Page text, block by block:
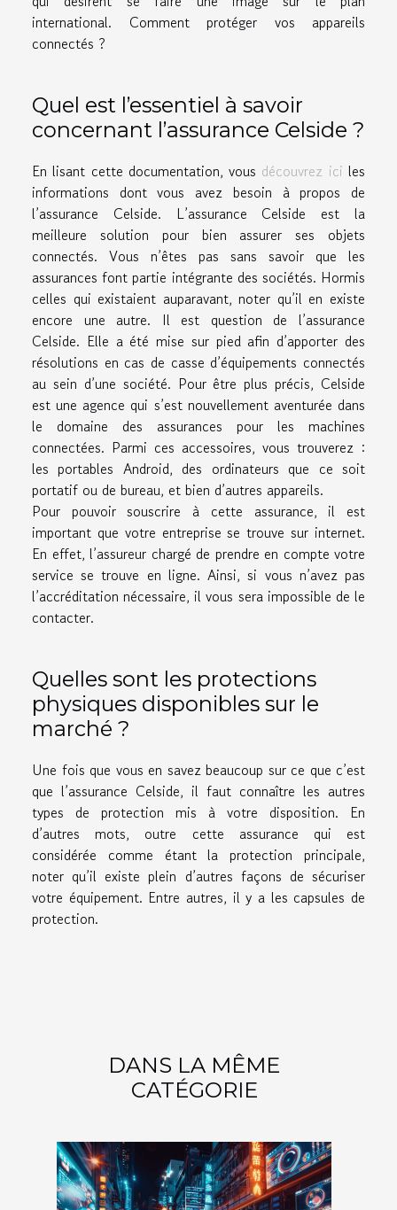
international. Comment protéger vos appareils
connectés ?
Quel est l’essentiel à savoir
concernant l’assurance Celside ?
En lisant cette documentation, vous découvrez ici les
informations dont vous avez besoin à propos de
l’assurance Celside. L’assurance Celside est la
meilleure solution pour bien assurer ses objets
connectés. Vous n’êtes pas sans savoir que les
assurances font partie intégrante des sociétés. Hormis
celles qui existaient auparavant, noter qu’il en existe
encore une autre. Il est question de l’assurance
Celside. Elle a été mise sur pied afin d’apporter des
résolutions en cas de casse d’équipements connectés
au sein d’une société. Pour être plus précis, Celside
est une agence qui s’est nouvellement aventurée dans
le domaine des assurances pour les machines
connectées. Parmi ces accessoires, vous trouverez :
les portables Android, des ordinateurs que ce soit
portatif ou de bureau, et bien d’autres appareils.
Pour pouvoir souscrire à cette assurance, il est
important que votre entreprise se trouve sur internet.
En effet, l’assureur chargé de prendre en compte votre
service se trouve en ligne. Ainsi, si vous n’avez pas
l’accréditation nécessaire, il vous sera impossible de le
contacter.
Quelles sont les protections
physiques disponibles sur le
marché ?
Une fois que vous en savez beaucoup sur ce que c’est
que l’assurance Celside, il faut connaître les autres
types de protection mis à votre disposition. En
d’autres mots, outre cette assurance qui est
considérée comme étant la protection principale,
noter qu’il existe plein d’autres façons de sécuriser
votre équipement. Entre autres, il y a les capsules de
protection.
DANS LA MÊME
CATÉGORIE